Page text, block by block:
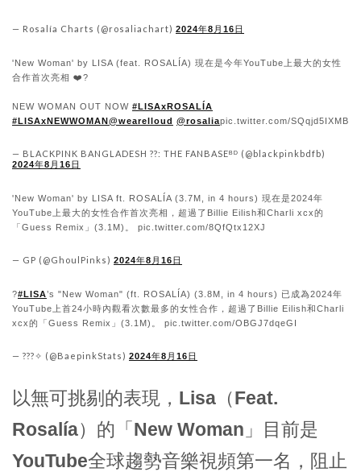
— Rosalía Charts (@rosaliachart) 2024年8月16日
'New Woman' by LISA (feat. ROSALÍA) 現在是今年YouTube上最大的女性
合作首次亮相 ❤️‍?
NEW WOMAN OUT NOW #LISAxROSALÍA
#LISAxNEWWOMAN@wearelloud @rosaliapic.twitter.com/SQqjd5IXMB
— BLACKPINK BANGLADESH ??: THE FANBASEᴮᴰ (@blackpinkbdfb)
2024年8月16日
'New Woman' by LISA ft. ROSALÍA (3.7M, in 4 hours) 現在是2024年
YouTube上最大的女性合作首次亮相，超過了Billie Eilish和Charli xcx的
「Guess Remix」(3.1M)。 pic.twitter.com/8QfQtx12XJ
— GP (@GhoulPinks) 2024年8月16日
?#LISA’s "New Woman" (ft. ROSALÍA) (3.8M, in 4 hours) 已成為2024年
YouTube上首24小時內觀看次數最多的女性合作，超過了Billie Eilish和Charli
xcx的「Guess Remix」(3.1M)。 pic.twitter.com/OBGJ7dqeGI
— ???✧ (@BaepinkStats) 2024年8月16日
以無可挑剔的表現， Lisa（Feat.
Rosalía）的「New Woman」
目前是
YouTube全球趨勢音樂視頻第一名 ，阻止